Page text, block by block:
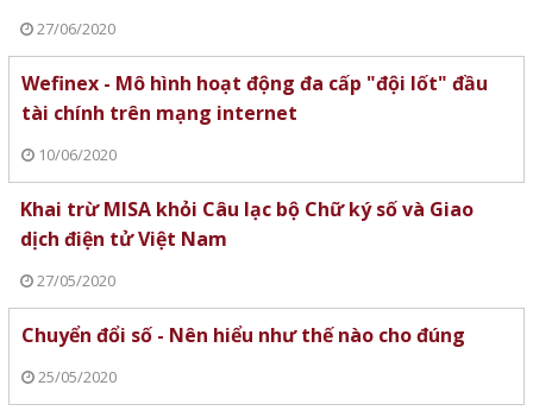
27/06/2020
Wefinex - Mô hình hoạt động đa cấp "đội lốt" đầu
tài chính trên mạng internet
10/06/2020
Khai trừ MISA khỏi Câu lạc bộ Chữ ký số và Giao
dịch điện tử Việt Nam
27/05/2020
Chuyển đổi số - Nên hiểu như thế nào cho đúng
25/05/2020